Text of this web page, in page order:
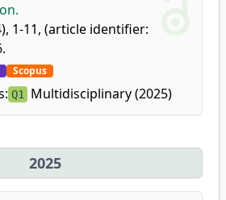
1-11, (article identifier:
Scopus
Q1 Multidisciplinary (2025)
2025